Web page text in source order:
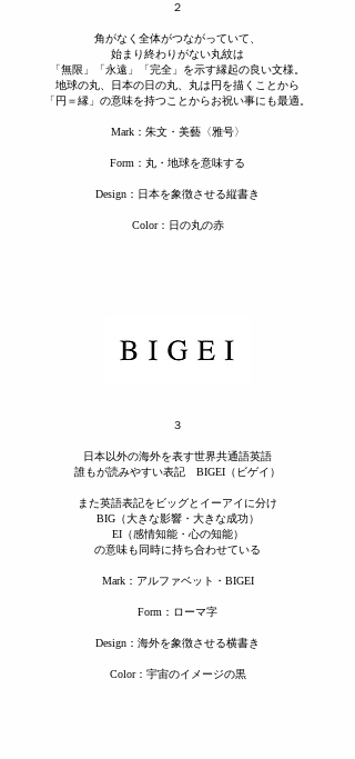
２
角がなく全体がつながっていて、
始まり終わりがない丸紋は
「無限」「永遠」「完全」を示す縁起の良い文様。
地球の丸、日本の日の丸、 丸は円を描くことから
「円＝縁」の意味を持つことからお祝い事にも最適。​
​Mark：朱文・美藝〈雅号〉
Form：丸・地球を意味する
​Design：日本を象徴させる縦書き
Color：日の丸の赤
３
日本以外の海外を表す世界共通語英語
​誰もが読みやすい表記 BIGEI（ビゲイ）
また英語表記をビッグとイーアイに分け
BIG（大きな影響・大きな成功）
EI（感情知能・心の知能）
の意味も同時に持ち合わせている
​Mark：アルファベット・BIGEI
Form：ローマ字
​Design：海外を象徴させる横書き
Color：宇宙のイメージの黒